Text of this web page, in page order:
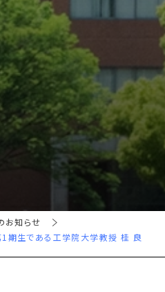
お知らせ
期生である工学院大学教授 桂 良